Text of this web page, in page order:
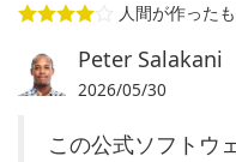
人間が作った
Peter Salakani
2026/05/30
この公式ソフトウ